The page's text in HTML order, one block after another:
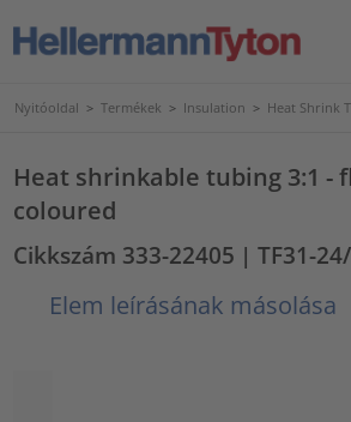
Nyitóoldal > Termékek > Insulation > Heat Shrink
Heat shrinkable tubing 3:1 -
coloured
Cikkszám 333-22405 | TF31-
Elem leírásának másolása